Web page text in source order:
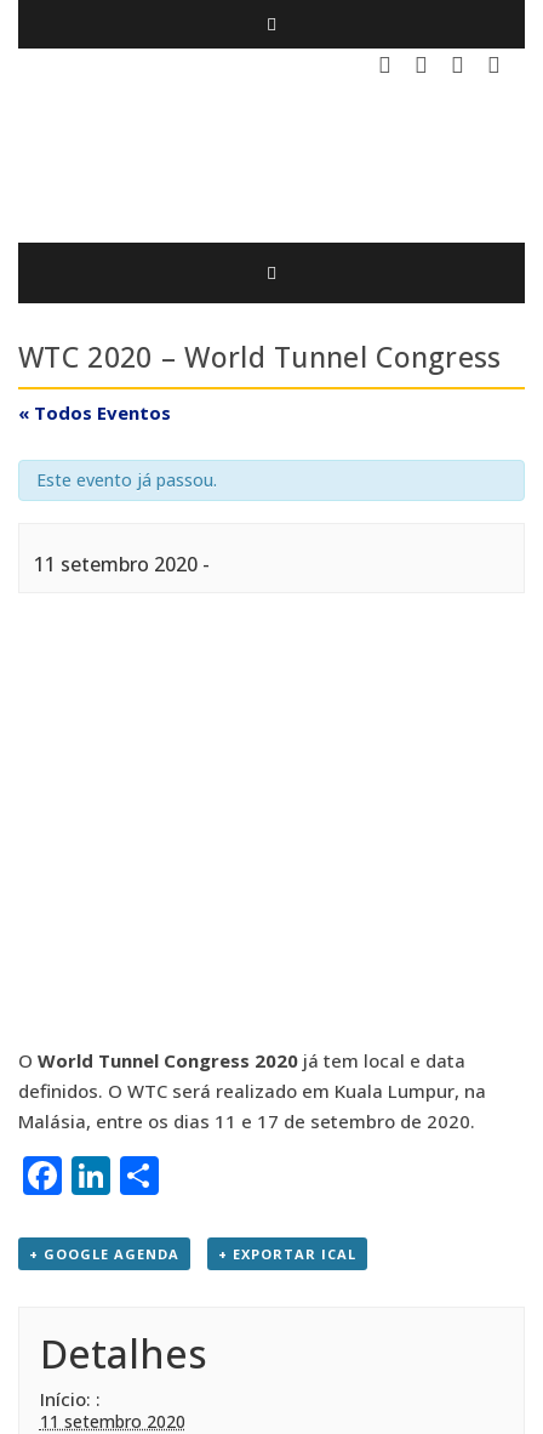
WTC 2020 – World Tunnel Congress
« Todos Eventos
Este evento já passou.
11 setembro 2020 -
O World Tunnel Congress 2020 já tem local e data
definidos. O WTC será realizado em Kuala Lumpur, na
Malásia, entre os dias 11 e 17 de setembro de 2020.
Facebook
LinkedIn
+ GOOGLE AGENDA + EXPORTAR ICAL
Detalhes
Início:
11 setembro 2020